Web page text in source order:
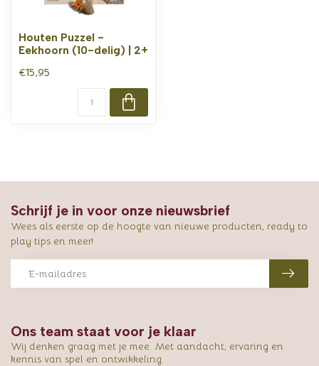
Houten Puzzel -
Eekhoorn (10-delig) | 2+
€15,95
Ons team staat voor je klaar
Wij denken graag met je mee. Met aandacht, ervaring en
kennis van spel en ontwikkeling.
Schrijf je in voor onze nieuwsbrief
Wees als eerste op de hoogte van nieuwe producten, ready to
play tips en meer!